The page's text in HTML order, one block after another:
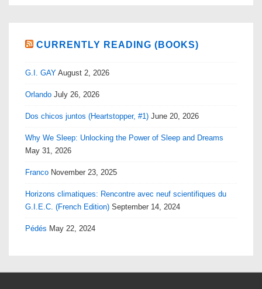
CURRENTLY READING (BOOKS)
G.I. GAY August 2, 2026
Orlando July 26, 2026
Dos chicos juntos (Heartstopper, #1) June 20, 2026
Why We Sleep: Unlocking the Power of Sleep and Dreams
May 31, 2026
Franco November 23, 2025
Horizons climatiques: Rencontre avec neuf scientifiques du
G.I.E.C. (French Edition) September 14, 2024
Pédés May 22, 2024